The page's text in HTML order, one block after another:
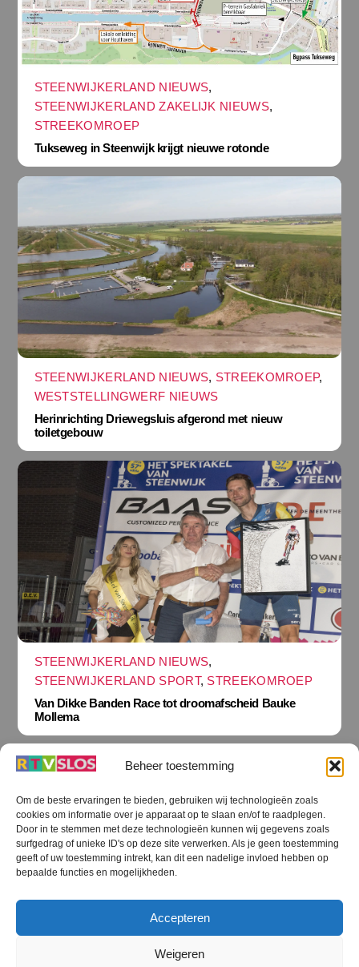
Beheer toestemming
Om de beste ervaringen te bieden, gebruiken wij technologieën zoals
cookies om informatie over je apparaat op te slaan en/of te raadplegen.
Door in te stemmen met deze technologieën kunnen wij gegevens zoals
surfgedrag of unieke ID's op deze site verwerken. Als je geen toestemming
geeft of uw toestemming intrekt, kan dit een nadelige invloed hebben op
bepaalde functies en mogelijkheden.
Accepteren
Weigeren
STEENWIJKERLAND NIEUWS,
STEENWIJKERLAND ZAKELIJK NIEUWS,
STREEKOMROEP
Tukseweg in Steenwijk krijgt nieuwe rotonde
STEENWIJKERLAND NIEUWS, STREEKOMROEP,
WESTSTELLINGWERF NIEUWS
Herinrichting Driewegsluis afgerond met nieuw
toiletgebouw
STEENWIJKERLAND NIEUWS,
STEENWIJKERLAND SPORT, STREEKOMROEP
Van Dikke Banden Race tot droomafscheid Bauke
Mollema
Terug
naar
boven
RTV SLOS
RTV SLOS ANBI